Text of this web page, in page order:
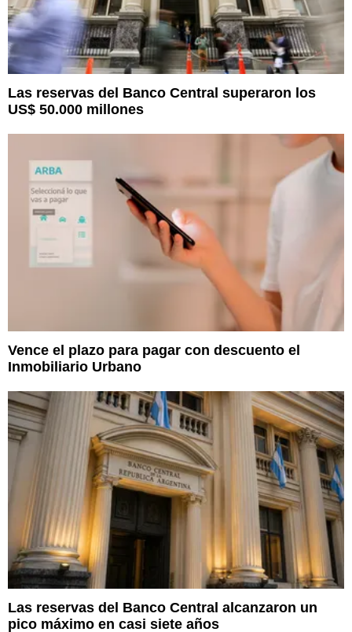
Las reservas del Banco Central superaron los
US$ 50.000 millones
Vence el plazo para pagar con descuento el
Inmobiliario Urbano
Las reservas del Banco Central alcanzaron un
pico máximo en casi siete años